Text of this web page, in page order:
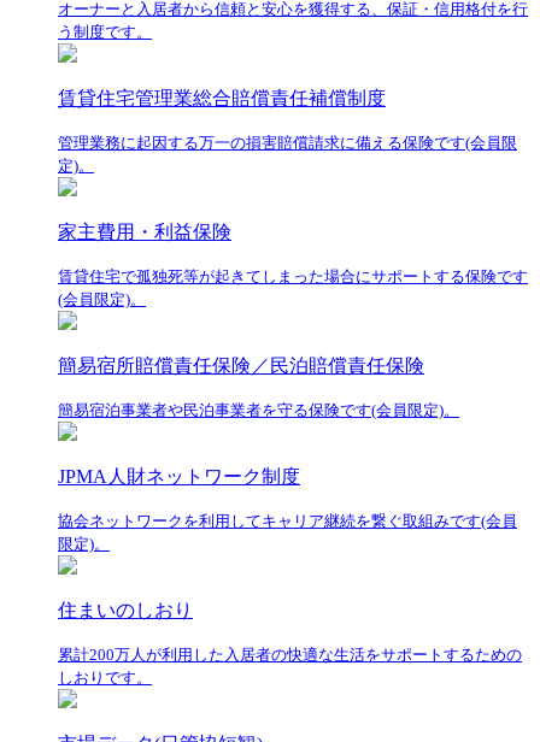
オーナーと入居者から信頼と安心を獲得する、保証・信用格付を行
う制度です。
賃貸住宅管理業総合賠償責任補償制度
管理業務に起因する万一の損害賠償請求に備える保険です(会員限
定)。
家主費用・利益保険
賃貸住宅で孤独死等が起きてしまった場合にサポートする保険です
(会員限定)。
簡易宿所賠償責任保険／民泊賠償責任保険
簡易宿泊事業者や民泊事業者を守る保険です(会員限定)。
JPMA人財ネットワーク制度
協会ネットワークを利用してキャリア継続を繋ぐ取組みです(会員
限定)。
住まいのしおり
累計200万人が利用した入居者の快適な生活をサポートするための
しおりです。